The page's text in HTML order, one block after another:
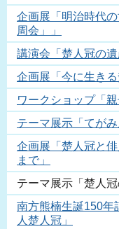
企画展「明治時代
周会」」
講演会「楚人冠の遺
企画展「今に生きる
ワークショップ「親
テーマ展示「てが
企画展「楚人冠と
まで」
テーマ展示「楚人冠
南方熊楠生誕150年
人楚人冠」